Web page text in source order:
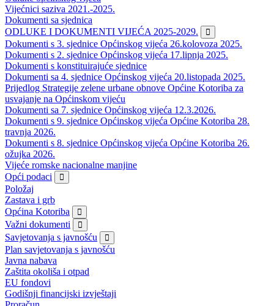
Vijećnici saziva 2021.-2025.
Dokumenti sa sjednica
ODLUKE I DOKUMENTI VIJEĆA 2025-2029.
Dokumenti s 3. sjednice Općinskog vijeća 26.kolovoza 2025.
Dokumenti s 2. sjednice Općinskog vijeća 17.lipnja 2025.
Dokumenti s konstituirajuće sjednice
Dokumenti sa 4. sjednice Općinskog vijeća 20.listopada 2025.
Prijedlog Strategije zelene urbane obnove Općine Kotoriba za
usvajanje na Općinskom vijeću
Dokumenti sa 7. sjednice Općinskog vijeća 12.3.2026.
Dokumenti s 9. sjednice Općinskog vijeća Općine Kotoriba 28.
travnja 2026.
Dokumenti s 8. sjednice Općinskog vijeća Općine Kotoriba 26.
ožujka 2026.
Vijeće romske nacionalne manjine
Opći podaci
Položaj
Zastava i grb
Općina Kotoriba
Važni dokumenti
Savjetovanja s javnošću
Plan savjetovanja s javnošću
Javna nabava
Zaštita okoliša i otpad
EU fondovi
Godišnji financijski izvještaji